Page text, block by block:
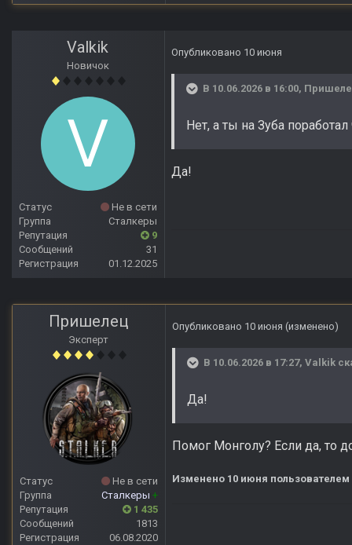
Valkik
Новичок
Статус
Не в сети
Группа
Сталкеры
Репутация
9
Сообщений
31
Регистрация
01.12.2025
Опубликовано 10 июня
В 10.06.2026 в 16:00,
Нет, а ты на Зуба
Да!
Пришелец
Эксперт
Статус
Не в сети
Группа
Сталкеры +
Репутация
1 435
Сообщений
1813
Регистрация
06.08.2020
Опубликовано 10 июня (изменено)
В 10.06.2026 в 17:27, Valkik
Да!
Помог Монголу? Если да, то
Изменено 10 июня